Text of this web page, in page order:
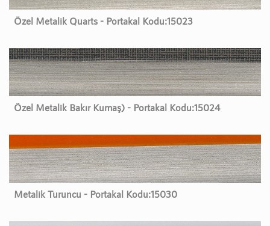
Özel Metalik Quarts - Portakal Kodu:15023
Özel Metalik Bakır Kumaş) - Portakal Kodu:15024
Metalik Turuncu - Portakal Kodu:15030